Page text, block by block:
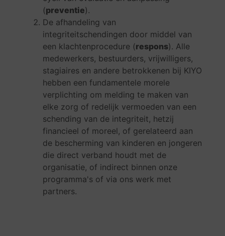
(preventie).
De afhandeling van
integriteitschendingen door middel van
een klachtenprocedure (respons). Alle
medewerkers, bestuurders, vrijwilligers,
stagiaires en andere betrokkenen bij KIYO
hebben een fundamentele morele
verplichting om melding te maken van
elke zorg of redelijk vermoeden van een
schending van de integriteit, hetzij
financieel of moreel, of gerelateerd aan
de bescherming van kinderen en jongeren
die direct verband houdt met de
organisatie, of indirect binnen onze
programma's of via ons werk met
partners.